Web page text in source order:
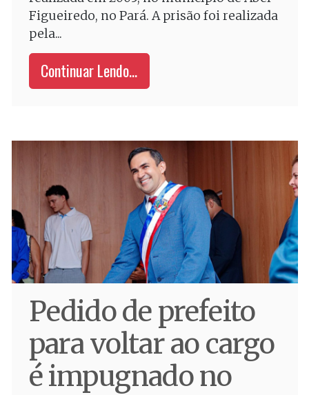
Figueiredo, no Pará. A prisão foi realizada
pela...
Continuar Lendo...
Pedido de prefeito
para voltar ao cargo
é impugnado no